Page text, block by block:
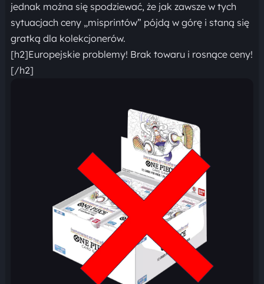
jednak można się spodziewać, że jak zawsze w tych
sytuacjach ceny „misprintów” pójdą w górę i staną się
gratką dla kolekcjonerów.
[h2]Europejskie problemy! Brak towaru i rosnące ceny!
[/h2]